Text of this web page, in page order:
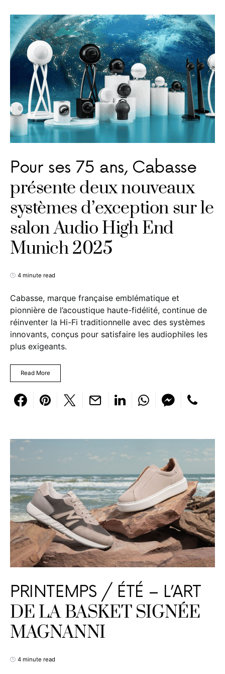
Pour ses 75 ans, Cabasse
présente deux nouveaux
systèmes d’exception sur le
salon Audio High End
Munich 2025
4 minute read
Cabasse, marque française emblématique et
pionnière de l’acoustique haute-fidélité, continue de
réinventer la Hi-Fi traditionnelle avec des systèmes
innovants, conçus pour satisfaire les audiophiles les
plus exigeants.
Read More
PRINTEMPS / ÉTÉ – L’ART
DE LA BASKET SIGNÉE
MAGNANNI
4 minute read